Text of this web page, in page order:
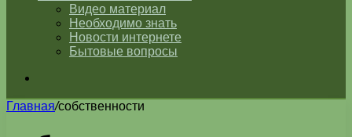
Видео материал
Необходимо знать
Новости интернете
Бытовые вопросы
Главная/собственности